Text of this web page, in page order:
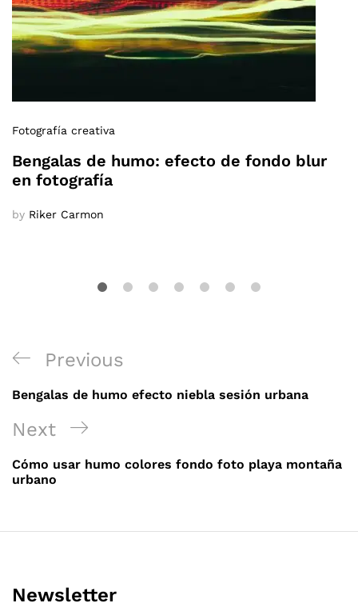
Fotografía creativa
Bengalas de humo: efecto de fondo blur
en fotografía
by Riker Carmon
Navegación
de
entradas
Previous
Post
Previous
Bengalas de humo efecto niebla sesión urbana
Next
Post
Next
Cómo usar humo colores fondo foto playa montaña
urbano
Newsletter